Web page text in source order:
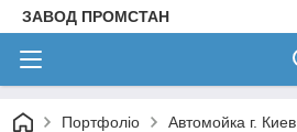
ЗАВОД ПРОМСТАН
Портфоліо Автомойка г. Киев